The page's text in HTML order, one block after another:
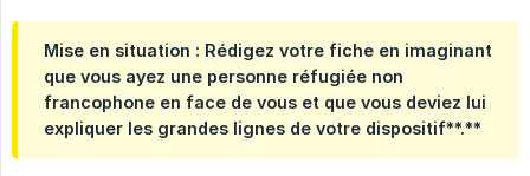
Mise en situation : Rédigez votre fiche en imaginant
que vous ayez une personne réfugiée non
francophone en face de vous et que vous deviez lui
expliquer les grandes lignes de votre dispositif**.**